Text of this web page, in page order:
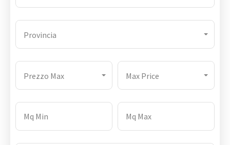
Provincia
Prezzo Max Max Price